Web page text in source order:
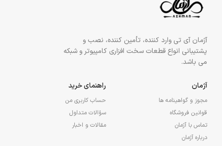
آژمان آی تی وارد کننده، تأمین کننده، نصب و
پشتیبانی انواع قطعات سخت افزاری کامپیوتر و شبکه
می باشد.
آژمان
مجوز و گواهینامه ها
قوانین فروشگاه
تماس با آژمان
درباره آژمان
راهنمای خرید
حساب کاربری من
سؤالات متداول
مقالات و اخبار